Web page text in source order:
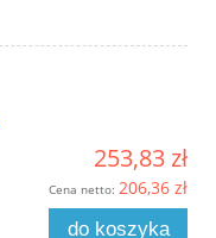
253,83 zł
Cena netto: 206,36 zł
do koszyka